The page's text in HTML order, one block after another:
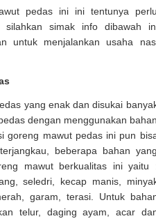
pedas ini ini tentunya perlu
simak info dibawah
untuk menjalankan usaha
yang enak dan disukai
dengan menggunakan bahan
goreng mawut pedas ini pun
beberapa bahan yang
mawut berkualitas ini yaitu
seledri, kecap manis,
garam, terasi. Untuk
telur, daging ayam, acar